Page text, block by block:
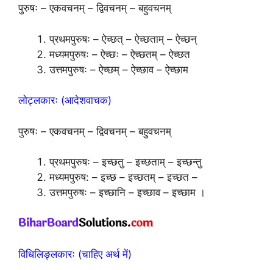
पुरुषः – एकवचनम् – द्विवचनम् – बहुवचनम्
प्रथमपुरुषः – ऐच्छत् – ऐच्छताम् – ऐच्छन्
मध्यमपुरुषः – ऐच्छः – ऐच्छतम् – ऐच्छत
उत्तमपुरुषः – ऐच्छम् – ऐच्छाव – ऐच्छाम
लोट्लकारः (आदेशवाचक)
पुरुषः – एकवचनम् – द्विवचनम् – बहुवचनम्
प्रथमपुरुषः – इच्छतु – इच्छताम् – इच्छन्तु
मध्यमपुरुष: – इच्छ – इच्छतम् – इच्छत –
उत्तमपुरुषः – इच्छानि – इच्छाव – इच्छाम ।
विधिलिङ्लकारः (चाहिए अर्थ में)